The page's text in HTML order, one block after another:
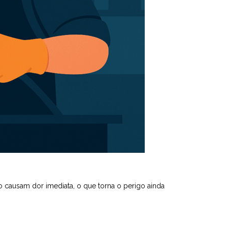
causam dor imediata, o que torna o perigo ainda